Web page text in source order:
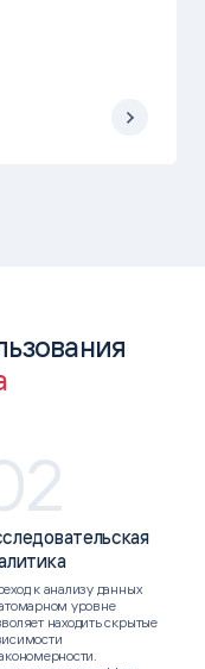
к анализу данных
уровне
находить скрытые